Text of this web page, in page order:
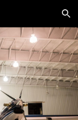
Skip to navigation